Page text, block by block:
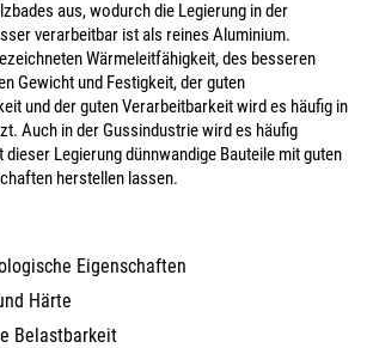
aus, wodurch die Legierung in der
verarbeitbar ist als reines Aluminium.
Wärmeleitfähigkeit, des besseren
Gewicht und Festigkeit, der guten
und der guten Verarbeitbarkeit wird es häufig in
Auch in der Gussindustrie wird es häufig
Legierung dünnwandige Bauteile mit guten
herstellen lassen.
Eigenschaften
Härte
Belastbarkeit